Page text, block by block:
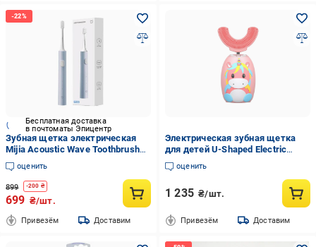
Бесплатная доставка
в почтоматы Эпицентр
Зубная щетка электрическая
Mijia Acoustic Wave Toothbrush
T200 MES606 Blue
оценить
899 -200 ₴
699 ₴/шт.
Привезём Доставим
Электрическая зубная щетка
для детей U-Shaped Electric
Toothbrush for Kids WK WT-C02
Pink (622d3896)
оценить
1 235 ₴/шт.
Привезём Доставим